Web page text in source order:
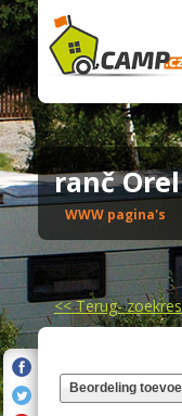
ranč
WWW pagina's
<<Terug-
Beordeling